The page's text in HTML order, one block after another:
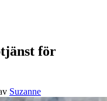
för
Suzanne